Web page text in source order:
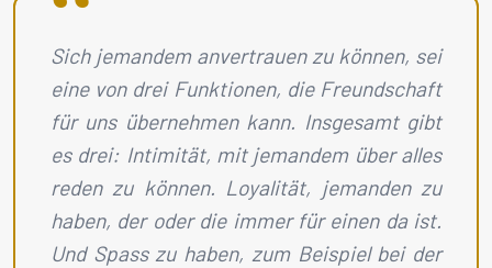
Sich jemandem anvertrauen zu können, sei
eine von drei Funktionen, die Freundschaft
für uns übernehmen kann. Insgesamt gibt
es drei: Intimität, mit jemandem über alles
reden zu können. Loyalität, jemanden zu
haben, der oder die immer für einen da ist.
Und Spass zu haben, zum Beispiel bei der